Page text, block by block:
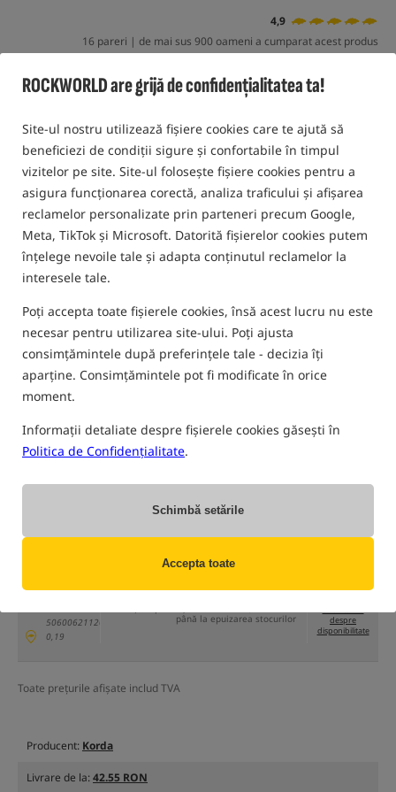
ROCKWORLD are grijă de confidențialitatea ta!
Site-ul nostru utilizează fișiere cookies care te ajută să
beneficiezi de condiții sigure și confortabile în timpul
vizitelor pe site. Site-ul folosește fișiere cookies pentru a
asigura funcționarea corectă, analiza traficului și afișarea
reclamelor personalizate prin parteneri precum Google,
Meta, TikTok și Microsoft. Datorită fișierelor cookies putem
înțelege nevoile tale și adapta conținutul reclamelor la
interesele tale.
Poți accepta toate fișierele cookies, însă acest lucru nu este
necesar pentru utilizarea site-ului. Poți ajusta
consimțămintele după preferințele tale - decizia îți
aparține. Consimțămintele pot fi modificate în orice
moment.
Informații detaliate despre fișierele cookies găsești în
Politica de Confidențialitate.
Schimbă setările
Accepta toate
4,9
16 pareri | de mai sus 900 oameni a cumparat acest produs
Oferta speciala
numai produse dindepozitul nostru
MPN: KBNH
5060062112047
0,19
Pret minim de la 30 zile:23.21
până la epuizarea stocurilor
despre
disponibilitate
Toate prețurile afișate includ TVA
Producent: Korda
Livrare de la:42.55 RON